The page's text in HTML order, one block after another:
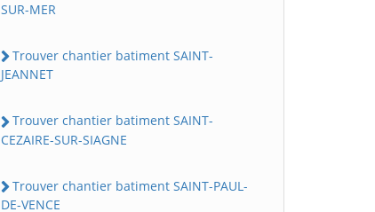
SUR-MER
Trouver chantier batiment SAINT-
JEANNET
Trouver chantier batiment SAINT-
CEZAIRE-SUR-SIAGNE
Trouver chantier batiment SAINT-PAUL-
DE-VENCE